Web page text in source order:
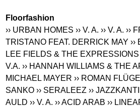
Floorfashion
›› URBAN HOMES ›› V. A. ›› V. A. ››
TRISTANO FEAT. DERRICK MAY
LEE FIELDS & THE EXPRESSIONS
V.A. ›› HANNAH WILLIAMS & THE
MICHAEL MAYER ›› ROMAN
SANKO ›› SERALEEZ ››
AULD ›› V. A. ›› ACID ARAB ››